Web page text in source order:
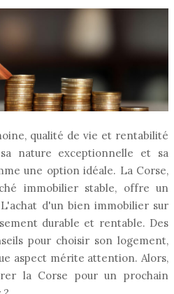
qualité de vie et rentabilité
nature exceptionnelle et sa
une option idéale. La Corse,
immobilier stable, offre un
d'un bien immobilier sur
durable et rentable. Des
pour choisir son logement,
aspect mérite attention. Alors,
la Corse pour un prochain